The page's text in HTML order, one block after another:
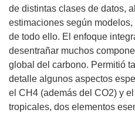
n
t
a
n
a
)
de distintas clases de datos,
estimaciones según
de todo ello. El enfoque
desentrañar muchos
global del carbono. Permitió
detalle algunos aspectos
el CH4 (además del CO2) y
tropicales, dos elementos